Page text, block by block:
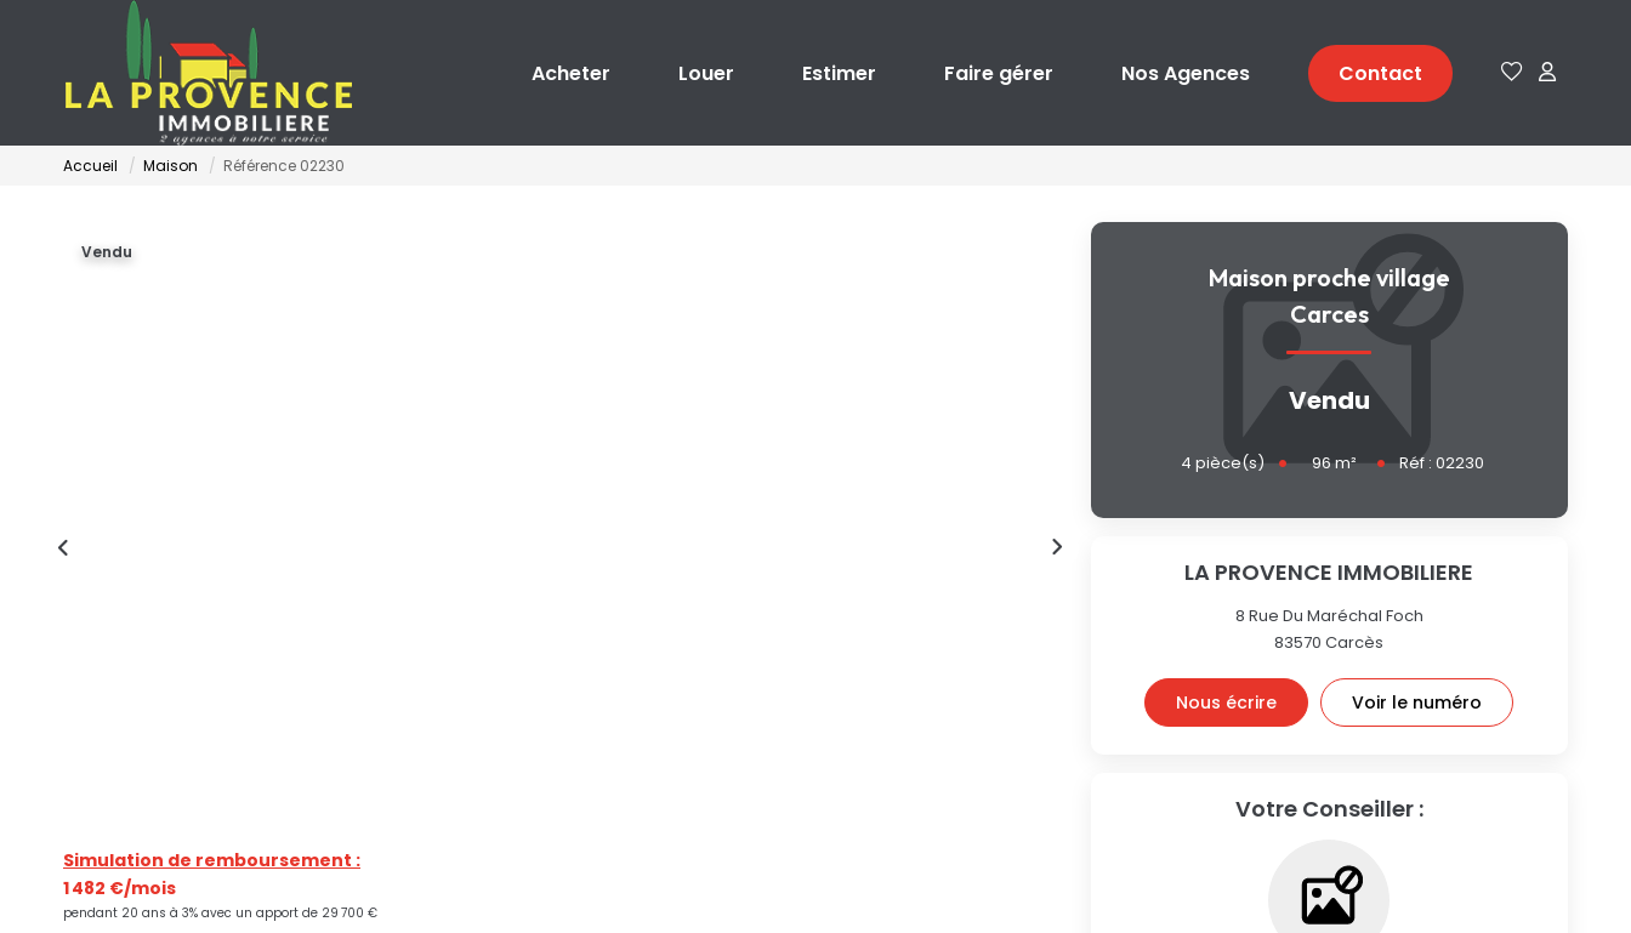
Acheter Louer Estimer Faire gérer Nos Agences Contact
Accueil Maison Référence 02230
Vendu
Simulation de remboursement :
1 482 €/mois
pendant 20 ans à 3% avec un apport de 29 700 €
Maison proche village
Carces
Vendu
4pièce(s) 96m² Réf :02230
LA PROVENCE IMMOBILIERE
8 Rue Du Maréchal Foch
83570Carcès
Nous écrire Voir le numéro
Votre Conseiller :